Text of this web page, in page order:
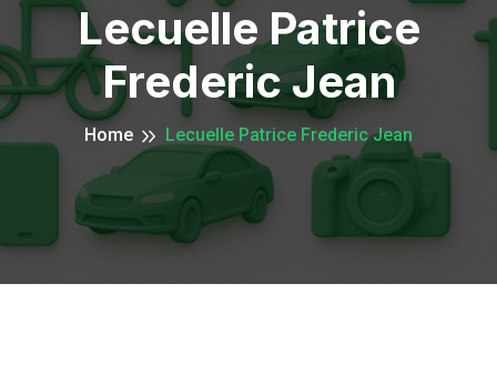
Lecuelle Patrice
Frederic Jean
Home Lecuelle Patrice Frederic Jean